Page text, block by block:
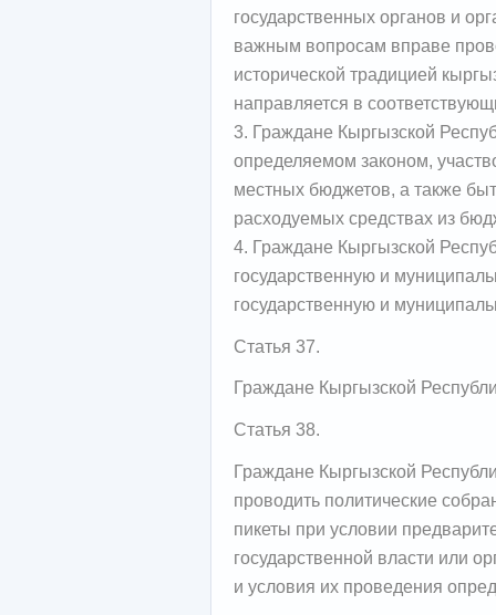
государственных органов и
важным вопросам вправе
исторической традицией
направляется в
3. Граждане Кыргызской
определяемом законом,
местных бюджетов, а также
расходуемых средствах из
4. Граждане Кыргызской
государственную и
государственную и
Статья 37.
Граждане Кыргызской
Статья 38.
Граждане Кыргызской
проводить политические
пикеты при условии
государственной власти или
и условия их проведения